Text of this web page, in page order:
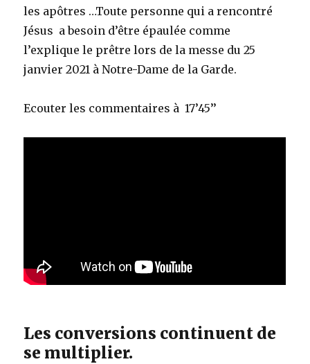
les apôtres …Toute personne qui a rencontré
Jésus a besoin d’être épaulée comme
l’explique le prêtre lors de la messe du 25
janvier 2021 à Notre-Dame de la Garde.
Ecouter les commentaires à 17’45’’
Les conversions continuent de
se multiplier.